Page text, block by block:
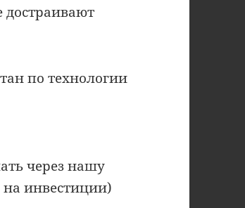
достраивают
по технологии
через нашу
инвестиции)